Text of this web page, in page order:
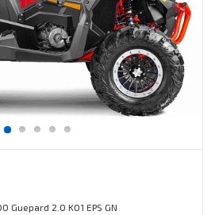
Guepard 2.0 K01 EPS GN